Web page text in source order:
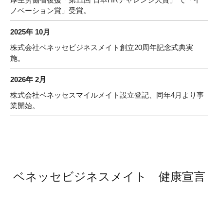
ノベーション賞」受賞。
2025年 10月
株式会社ベネッセビジネスメイト創立20周年記念式典実
施。
2026年 2月
株式会社ベネッセスマイルメイト設立登記、同年4月より事
業開始。
ベネッセビジネスメイト 健康宣言